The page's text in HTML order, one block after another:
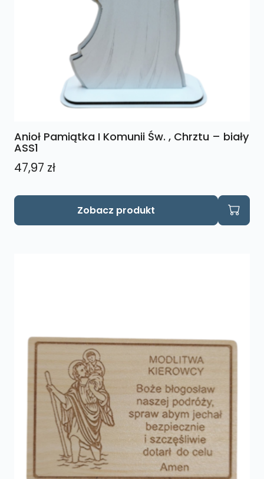
Anioł Pamiątka I Komunii Św. , Chrztu – biały
ASS1
47,97 zł
Zobacz produkt